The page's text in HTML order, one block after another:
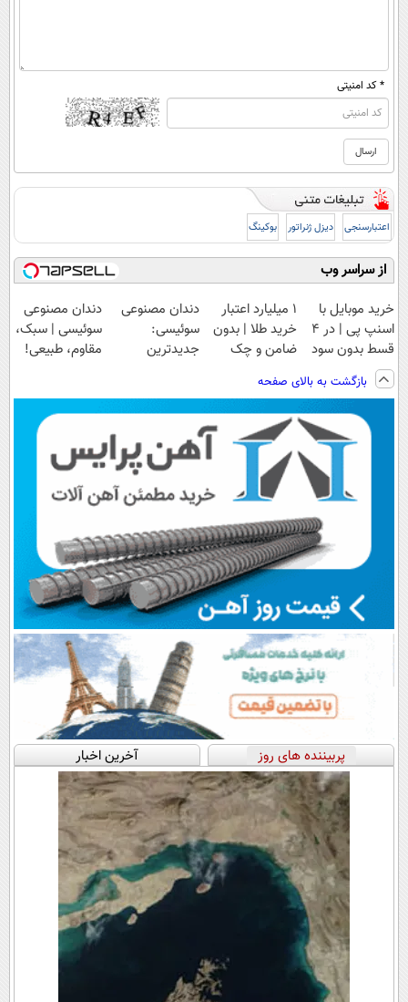
* کد امنیتی
اعتبارسنجی دیزل ژنراتور بوکینگ
از سراسر وب
خرید موبایل با
اسنپ پی | در ۴
قسط بدون سود
و کارمزد!
۱ میلیارد اعتبار
خرید طلا | بدون
ضامن و چک
دندان مصنوعی
سوئیسی:
جدیدترین
پرداخت قسطی
دندان مصنوعی
سوئیسی | سبک،
مقاوم، طبیعی!
اقساطی😍
بازگشت به بالای صفحه
پربیننده های روز آخرین اخبار